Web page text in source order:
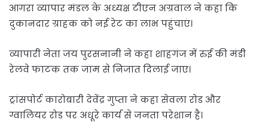
आगरा व्यापार मंडल के अध्यक्ष टीएन अग्रवाल ने कहा कि
दुकानदार ग्राहक को नई रेट का लाभ पहुंचाएं।
व्यापारी नेता जय पुरसनानी ने कहा शाहगंज में रुई की मंडी
रेलवे फाटक तक जाम से निजात दिलाई जाए।
ट्रांसपोर्ट कारोबारी देवेंद्र गुप्ता ने कहा सेवला रोड और
ग्वालियर रोड पर अधूरे कार्य से जनता परेशान है।